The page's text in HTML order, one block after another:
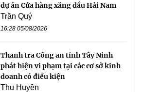
dự án Cửa hàng xăng dầu Hải Nam
Trần Quý
16:28 05/08/2026
Thanh tra Công an tỉnh Tây Ninh
phát hiện vi phạm tại các cơ sở kinh
doanh có điều kiện
Thu Huyền